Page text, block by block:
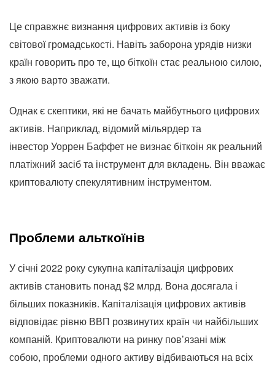
Це справжнє визнання цифрових активів із боку
світової громадськості. Навіть заборона урядів низки
країн говорить про те, що біткоїн стає реальною силою,
з якою варто зважати.
Однак є скептики, які не бачать майбутнього цифрових
активів. Наприклад, відомий мільярдер та
інвестор Уоррен Баффет не визнає біткоін як реальний
платіжний засіб та інструмент для вкладень. Він вважає
криптовалюту спекулятивним інструментом.
Проблеми альткоїнів
У січні 2022 року сукупна капіталізація цифрових
активів становить понад $2 млрд. Вона досягала і
більших показників. Капіталізація цифрових активів
відповідає рівню ВВП розвинутих країн чи найбільших
компаній. Криптовалюти на ринку пов’язані між
собою, проблеми одного активу відбиваються на всіх